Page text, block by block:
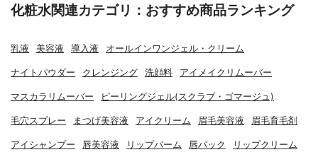
化粧水関連カテゴリ：おすすめ商品ランキング
乳液 美容液 導入液 オールインワンジェル・クリーム
ナイトパウダー クレンジング 洗顔料 アイメイクリムーバー
マスカラリムーバー ピーリングジェル(スクラブ・ゴマージュ)
毛穴スプレー まつげ美容液 アイクリーム 眉毛美容液 眉毛育毛剤
アイシャンプー 唇美容液 リップバーム 唇パック リップクリーム